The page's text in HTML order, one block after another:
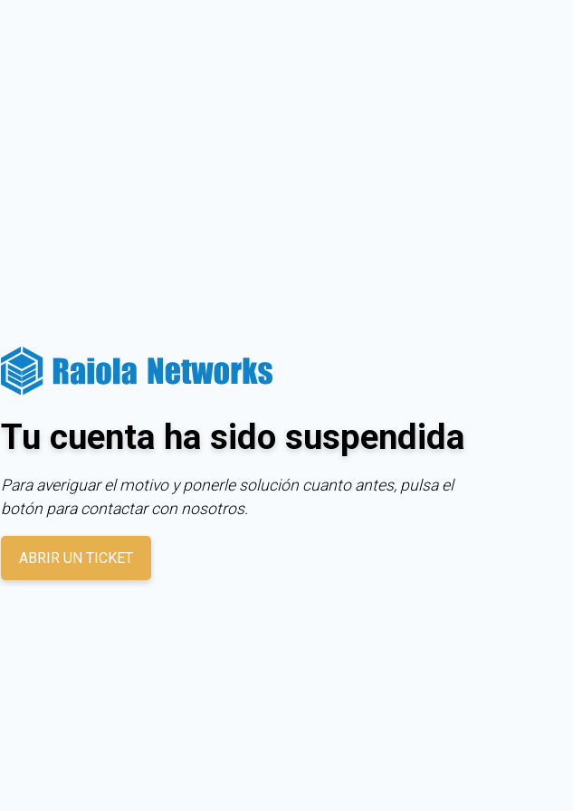
Tu cuenta ha sido suspendida
Para averiguar el motivo y ponerle solución cuanto antes, pulsa el
botón para contactar con nosotros.
ABRIR UN TICKET